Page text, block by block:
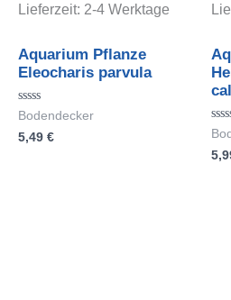
Lieferzeit: 2-4 Werktage
Aquarium Pflanze
Eleocharis parvula
Bewertet
0
Bodendecker
5,49 €
0